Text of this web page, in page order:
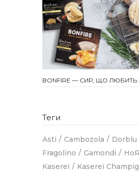
BONFIRE — СИР, ЩО
Теги
Asti Cambozola Dorblu
Fragolino
Gamondi
Kaserei
Kaserei